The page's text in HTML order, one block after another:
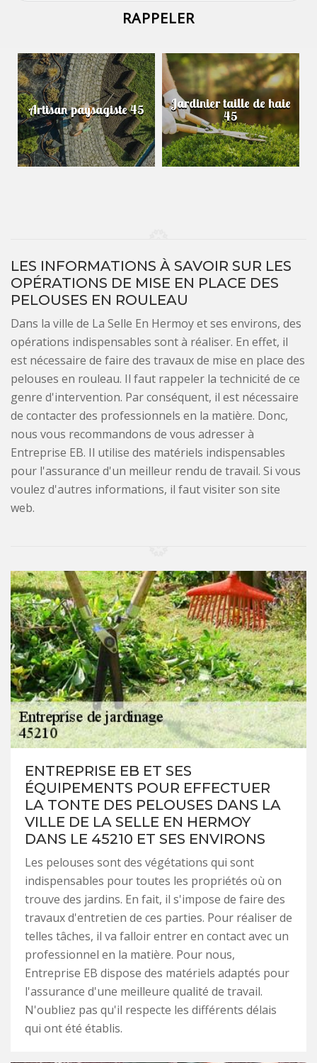
Artisan paysagiste 45 Jardinier taille de haie
45
LES INFORMATIONS À SAVOIR SUR LES
OPÉRATIONS DE MISE EN PLACE DES
PELOUSES EN ROULEAU
Dans la ville de La Selle En Hermoy et ses environs, des
opérations indispensables sont à réaliser. En effet, il
est nécessaire de faire des travaux de mise en place des
pelouses en rouleau. Il faut rappeler la technicité de ce
genre d'intervention. Par conséquent, il est nécessaire
de contacter des professionnels en la matière. Donc,
nous vous recommandons de vous adresser à
Entreprise EB. Il utilise des matériels indispensables
pour l'assurance d'un meilleur rendu de travail. Si vous
voulez d'autres informations, il faut visiter son site
web.
ENTREPRISE EB ET SES
ÉQUIPEMENTS POUR EFFECTUER
LA TONTE DES PELOUSES DANS LA
VILLE DE LA SELLE EN HERMOY
DANS LE 45210 ET SES ENVIRONS
Les pelouses sont des végétations qui sont
indispensables pour toutes les propriétés où on
trouve des jardins. En fait, il s'impose de faire des
travaux d'entretien de ces parties. Pour réaliser de
telles tâches, il va falloir entrer en contact avec un
professionnel en la matière. Pour nous,
Entreprise EB dispose des matériels adaptés pour
l'assurance d'une meilleure qualité de travail.
N'oubliez pas qu'il respecte les différents délais
qui ont été établis.